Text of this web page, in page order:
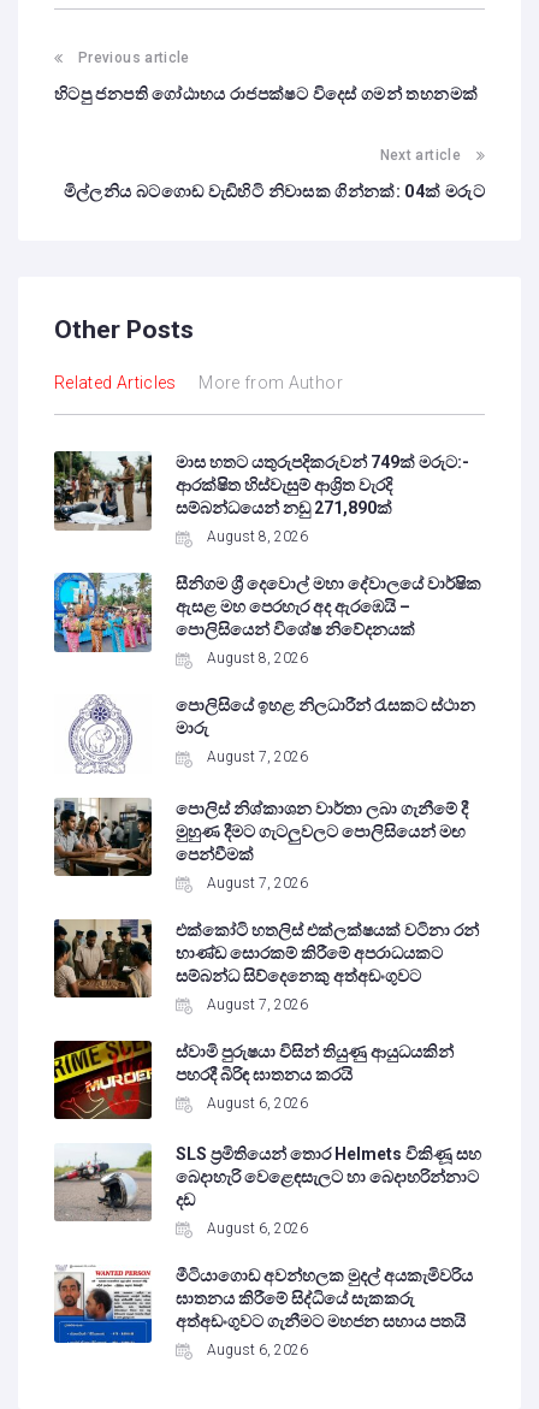
Previous article
හිටපු ජනපති ගෝඨාභය රාජපක්ෂට විදෙස් ගමන් තහනමක්
Next article
මිල්ලනිය බටගොඩ වැඩිහිටි නිවාසක ගින්නක්: 04ක් මරුට
Other Posts
Related Articles More from Author
මාස හතට යතුරුපදිකරුවන් 749ක් මරුට:-
ආරක්ෂිත හිස්වැසුම් ආශ්‍රිත වැරදි
සම්බන්ධයෙන් නඩු 271,890ක්
August 8, 2026
සීනිගම ශ්‍රී දෙවොල් මහා දේවාලයේ වාර්ෂික
ඇසළ මහ පෙරහැර අද ඇරඹෙයි –
පොලිසියෙන් විශේෂ නිවේදනයක්
August 8, 2026
පොලිසියේ ඉහළ නිලධාරීන් රැසකට ස්ථාන
මාරු
August 7, 2026
පොලිස් නිශ්කාශන වාර්තා ලබා ගැනීමේ දී
මුහුණ දීමට ගැටලුවලට පොලිසියෙන් මඟ
පෙන්වීමක්
August 7, 2026
එක්කෝටි හතලිස් එක්ලක්ෂයක් වටිනා රන්
භාණ්ඩ සොරකම් කිරීමේ අපරාධයකට
සම්බන්ධ සිව්දෙනෙකු අත්අඩංගුවට
August 7, 2026
ස්වාමි පුරුෂයා විසින් තියුණු ආයුධයකින්
පහරදී බිරිඳ ඝාතනය කරයි
August 6, 2026
SLS ප්‍රමිතියෙන් තොර Helmets විකිණූ සහ
බෙදාහැරි වෙළෙඳසැලට හා බෙදාහරින්නාට
දඩ
August 6, 2026
මීටියාගොඩ අවන්හලක මුදල් අයකැමිවරිය
ඝාතනය කිරීමේ සිද්ධියේ සැකකරු
අත්අඩංගුවට ගැනීමට මහජන සහාය පතයි
August 6, 2026